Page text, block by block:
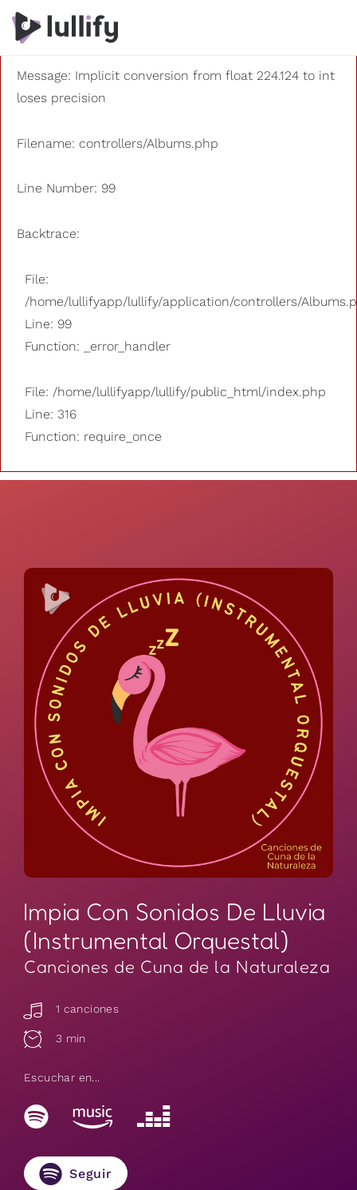
A PHP Error was encountered
Severity: 8192
Message: Implicit conversion from float 224.124 to int
loses precision
Filename: controllers/Albums.php
Line Number: 99
Backtrace:
File:
/home/lullifyapp/lullify/application/controllers/
Line: 99
Function: _error_handler
File: /home/lullifyapp/lullify/public_html/index.php
Line: 316
Function: require_once
Impia Con Sonidos De Lluvia
(Instrumental Orquestal)
Canciones de Cuna de la Naturaleza
1 canciones
3 min
Escuchar en...
Seguir